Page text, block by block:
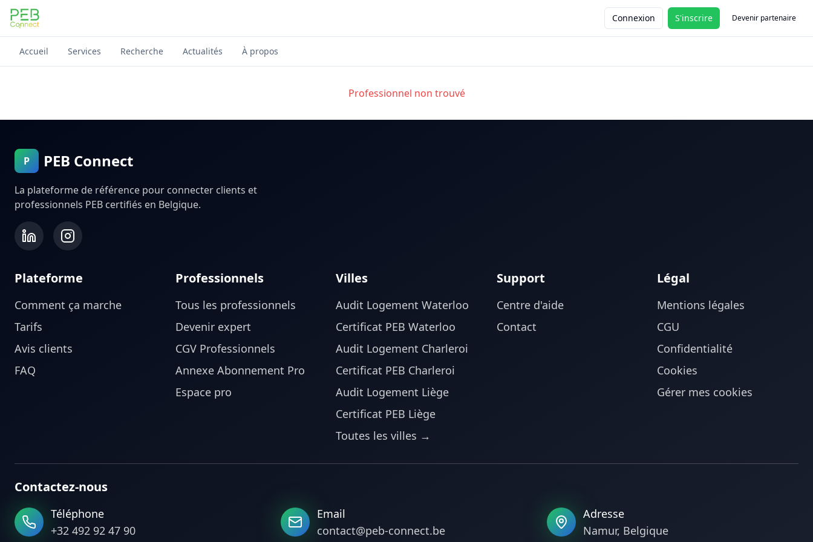
PEB Connect Connexion S'inscrire Devenir partenaire
Accueil Services Recherche Actualités À propos
Professionnel non trouvé
P PEB Connect
La plateforme de référence pour connecter clients et
professionnels PEB certifiés en Belgique.
Plateforme
Comment ça marche
Tarifs
Avis clients
FAQ
Professionnels
Tous les professionnels
Devenir expert
CGV Professionnels
Annexe Abonnement Pro
Espace pro
Villes
Audit Logement Waterloo
Certificat PEB Waterloo
Audit Logement Charleroi
Certificat PEB Charleroi
Audit Logement Liège
Certificat PEB Liège
Toutes les villes →
Support
Centre d'aide
Contact
Légal
Mentions légales
CGU
Confidentialité
Cookies
Gérer mes cookies
Contactez-nous
Téléphone
+32 492 92 47 90
Email
contact@peb-connect.be
Adresse
Namur, Belgique